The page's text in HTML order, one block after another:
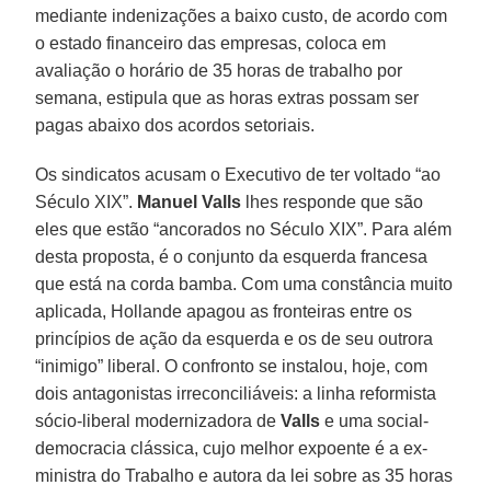
mediante indenizações a baixo custo, de acordo com
o estado financeiro das empresas, coloca em
avaliação o horário de 35 horas de trabalho por
semana, estipula que as horas extras possam ser
pagas abaixo dos acordos setoriais.
Os sindicatos acusam o Executivo de ter voltado “ao
Século XIX”. Manuel Valls lhes responde que são
eles que estão “ancorados no Século XIX”. Para além
desta proposta, é o conjunto da esquerda francesa
que está na corda bamba. Com uma constância muito
aplicada, Hollande apagou as fronteiras entre os
princípios de ação da esquerda e os de seu outrora
“inimigo” liberal. O confronto se instalou, hoje, com
dois antagonistas irreconciliáveis: a linha reformista
sócio-liberal modernizadora deValls e uma social-
democracia clássica, cujo melhor expoente é a ex-
ministra do Trabalho e autora da lei sobre as 35 horas